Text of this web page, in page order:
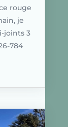
rouge
je
joints 3
784